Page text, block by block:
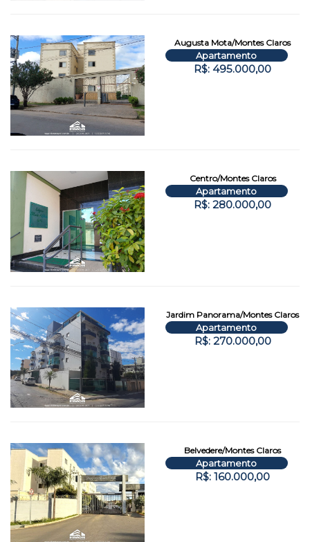
Augusta Mota/Montes Claros
Apartamento
R$: 495.000,00
Centro/Montes Claros
Apartamento
R$: 280.000,00
Jardim Panorama/Montes Claros
Apartamento
R$: 270.000,00
Belvedere/Montes Claros
Apartamento
R$: 160.000,00